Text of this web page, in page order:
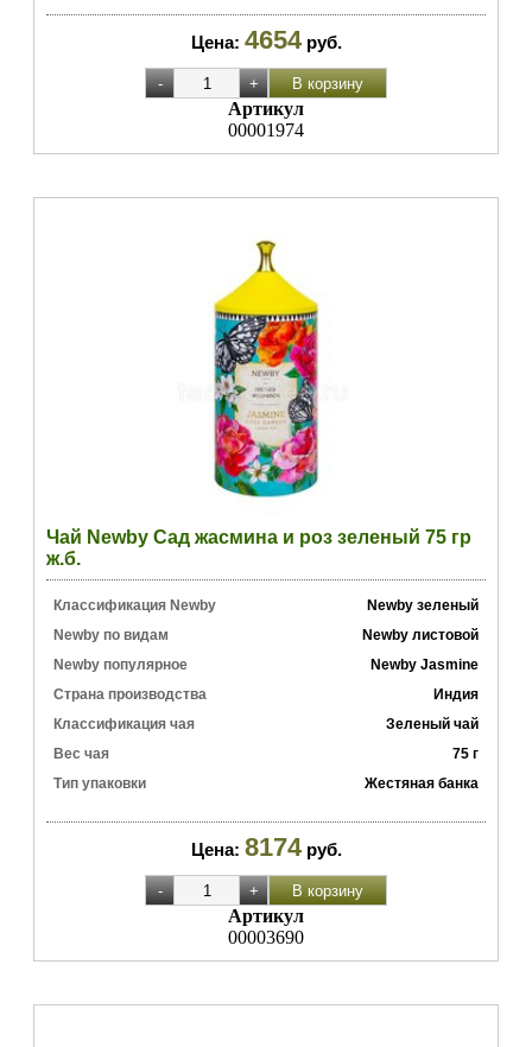
Цена: 4654 руб.
Артикул
00001974
Чай Newby Сад жасмина и роз зеленый 75 гр
ж.б.
Классификация Newby
Newby зеленый
Newby по видам
Newby листовой
Newby популярное
Newby Jasmine
Страна производства
Индия
Классификация чая
Зеленый чай
Вес чая
75 г
Тип упаковки
Жестяная банка
Цена: 8174 руб.
Артикул
00003690